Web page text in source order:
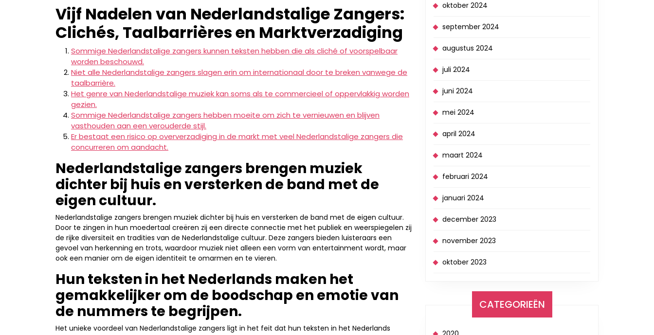
Vijf Nadelen van Nederlandstalige Zangers:
Clichés, Taalbarrières en Marktverzadiging
Sommige Nederlandstalige zangers kunnen teksten hebben die als cliché of voorspelbaar
worden beschouwd.
Niet alle Nederlandstalige zangers slagen erin om internationaal door te breken vanwege de
taalbarrière.
Het genre van Nederlandstalige muziek kan soms als te commercieel of oppervlakkig worden
gezien.
Sommige Nederlandstalige zangers hebben moeite om zich te vernieuwen en blijven
vasthouden aan een verouderde stijl.
Er bestaat een risico op oververzadiging in de markt met veel Nederlandstalige zangers die
concurreren om aandacht.
Nederlandstalige zangers brengen muziek
dichter bij huis en versterken de band met de
eigen cultuur.
Nederlandstalige zangers brengen muziek dichter bij huis en versterken de band met de eigen cultuur.
Door te zingen in hun moedertaal creëren zij een directe connectie met het publiek en weerspiegelen zij
de rijke diversiteit en tradities van de Nederlandstalige cultuur. Deze zangers bieden luisteraars een
gevoel van herkenning en trots, waardoor muziek niet alleen een vorm van entertainment wordt, maar
ook een manier om de eigen identiteit te omarmen en te vieren.
Hun teksten in het Nederlands maken het
gemakkelijker om de boodschap en emotie van
de nummers te begrijpen.
Het unieke voordeel van Nederlandstalige zangers ligt in het feit dat hun teksten in het Nederlands
oktober 2024
september 2024
augustus 2024
juli 2024
juni 2024
mei 2024
april 2024
maart 2024
februari 2024
januari 2024
december 2023
november 2023
oktober 2023
CATEGORIEËN